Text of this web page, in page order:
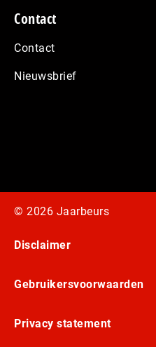
Contact
Contact
Nieuwsbrief
© 2026 Jaarbeurs
Disclaimer
Gebruikersvoorwaarden
Privacy statement